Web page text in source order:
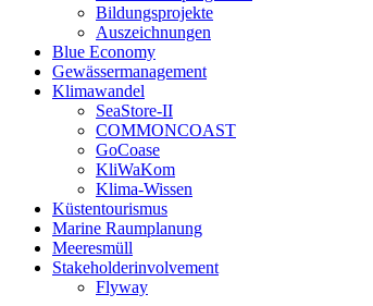
Bildungsprojekte
Auszeichnungen
Blue Economy
Gewässermanagement
Klimawandel
SeaStore-II
COMMONCOAST
GoCoase
KliWaKom
Klima-Wissen
Küstentourismus
Marine Raumplanung
Meeresmüll
Stakeholderinvolvement
Flyway